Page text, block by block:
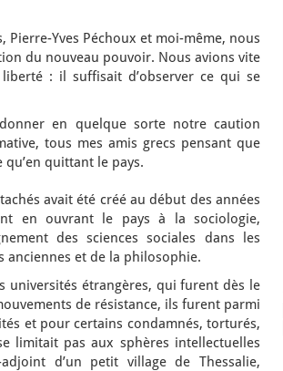
Pierre-Yves Péchoux et moi-même, nous
du nouveau pouvoir. Nous avions vite
: il suffisait d’observer ce qui se
en quelque sorte notre caution
tous mes amis grecs pensant que
quittant le pays.
avait été créé au début des années
en ouvrant le pays à la sociologie,
des sciences sociales dans les
anciennes et de la philosophie.
universités étrangères, qui furent dès le
de résistance, ils furent parmi
et pour certains condamnés, torturés,
limitait pas aux sphères intellectuelles
d’un petit village de Thessalie,